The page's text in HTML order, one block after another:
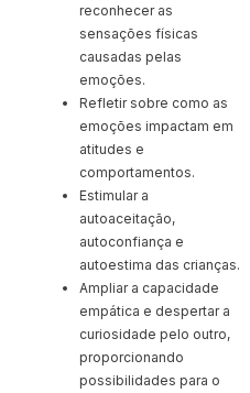
reconhecer as
sensações físicas
causadas pelas
emoções.
Refletir sobre como as
emoções impactam em
atitudes e
comportamentos.
Estimular a
autoaceitação,
autoconfiança e
autoestima das crianças.
Ampliar a capacidade
empática e despertar a
curiosidade pelo outro,
proporcionando
possibilidades para o